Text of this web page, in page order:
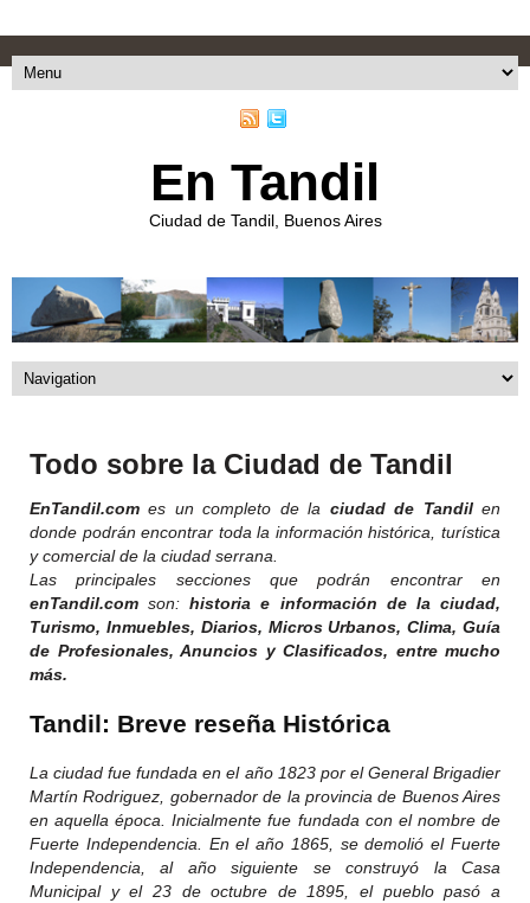
En Tandil
Ciudad de Tandil, Buenos Aires
Todo sobre la Ciudad de Tandil
EnTandil.com es un completo de la ciudad de Tandilen
donde podrán encontrar toda la información histórica, turística
y comercial de la ciudad serrana.
Las principales secciones que podrán encontrar en
enTandil.com son:historia e información de la ciudad,
Turismo, Inmuebles, Diarios, Micros Urbanos, Clima,Guía
de Profesionales, Anuncios y Clasificados, entre mucho
más.
Tandil: Breve reseña Histórica
La ciudad fue fundada en el año 1823 por el General Brigadier
Martín Rodriguez, gobernador de la provincia de Buenos Aires
en aquella época. Inicialmente fue fundada con el nombre de
Fuerte Independencia. En el año 1865, se demolió el Fuerte
Independencia, al año siguiente se construyó la Casa
Municipal y el 23 de octubre de 1895, el pueblo pasó a